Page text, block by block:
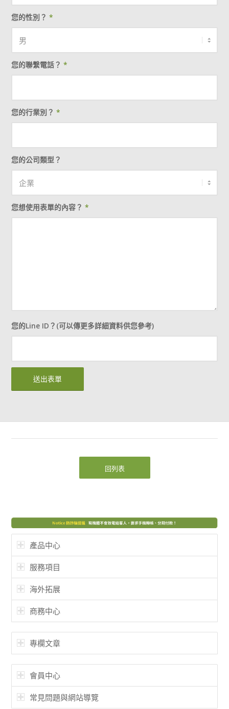
您的性別？*
您的聯繫電話？*
您的行業別？*
您的公司類型？
您想使用表單的內容？*
您的Line ID？(可以傳更多詳細資料供您參考)
回列表
產品中心
服務項目
海外拓展
商務中心
專欄文章
會員中心
常見問題與網站導覽